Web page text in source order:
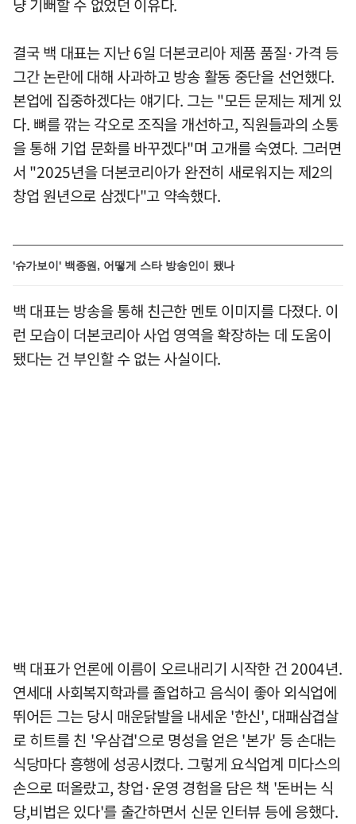
냥 기뻐할 수 없었던 이유다.
결국 백 대표는 지난 6일 더본코리아 제품 품질·가격 등
그간 논란에 대해 사과하고 방송 활동 중단을 선언했다.
본업에 집중하겠다는 얘기다. 그는 "모든 문제는 제게 있
다. 뼈를 깎는 각오로 조직을 개선하고, 직원들과의 소통
을 통해 기업 문화를 바꾸겠다"며 고개를 숙였다. 그러면
서 "2025년을 더본코리아가 완전히 새로워지는 제2의
창업 원년으로 삼겠다"고 약속했다.
'슈가보이' 백종원, 어떻게 스타 방송인이 됐나
백 대표는 방송을 통해 친근한 멘토 이미지를 다졌다. 이
런 모습이 더본코리아 사업 영역을 확장하는 데 도움이
됐다는 건 부인할 수 없는 사실이다.
백 대표가 언론에 이름이 오르내리기 시작한 건 2004년.
연세대 사회복지학과를 졸업하고 음식이 좋아 외식업에
뛰어든 그는 당시 매운닭발을 내세운 '한신', 대패삼겹살
로 히트를 친 '우삼겹'으로 명성을 얻은 '본가' 등 손대는
식당마다 흥행에 성공시켰다. 그렇게 요식업계 미다스의
손으로 떠올랐고, 창업·운영 경험을 담은 책 '돈버는 식
당,비법은 있다'를 출간하면서 신문 인터뷰 등에 응했다.